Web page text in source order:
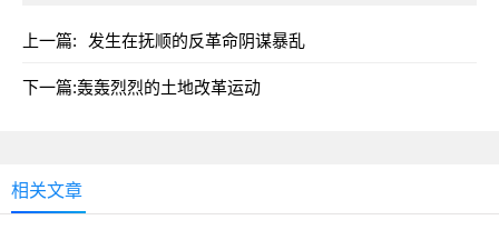
上一篇: 发生在抚顺的反革命阴谋暴乱
下一篇:轰轰烈烈的土地改革运动
相关文章